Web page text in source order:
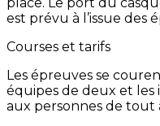
place. Le port du
est prévu à l’issue des
Courses et tarifs
Les épreuves se
équipes de deux et les
aux personnes de tout